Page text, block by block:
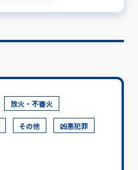
放火・不審火
その他 凶悪犯罪